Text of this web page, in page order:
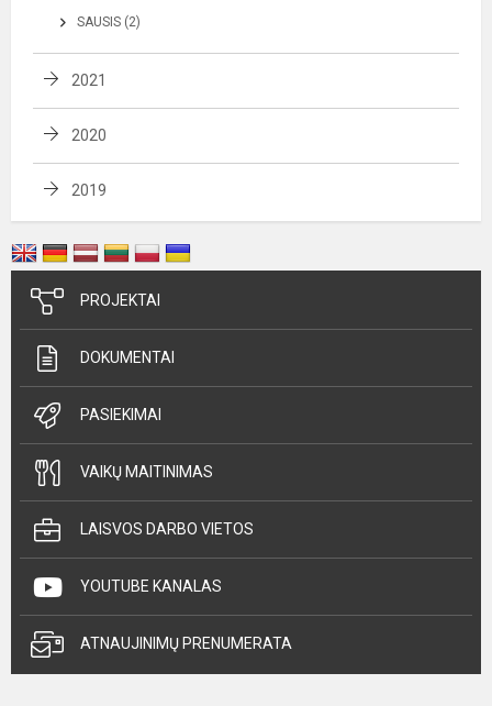
SAUSIS (2)
2021
2020
2019
PROJEKTAI
DOKUMENTAI
PASIEKIMAI
VAIKŲ MAITINIMAS
LAISVOS DARBO VIETOS
YOUTUBE KANALAS
ATNAUJINIMŲ PRENUMERATA